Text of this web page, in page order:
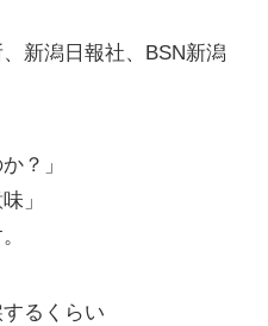
日報社、BSN新潟
？」
」
るくらい